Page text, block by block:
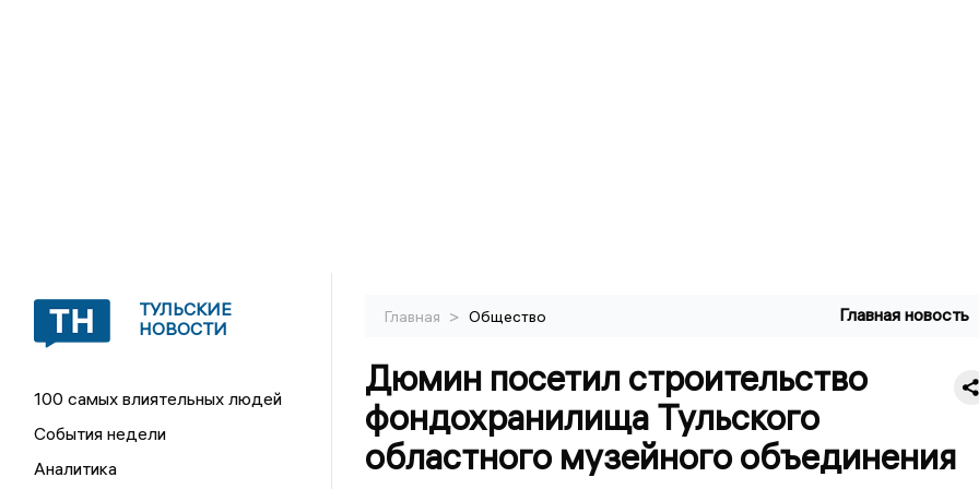
ТУЛЬСКИЕ
НОВОСТИ
100 самых влиятельных людей
События недели
Аналитика
Главная > Общество Главная новость
Дюмин посетил строительство
фондохранилища Тульского
областного музейного объединения